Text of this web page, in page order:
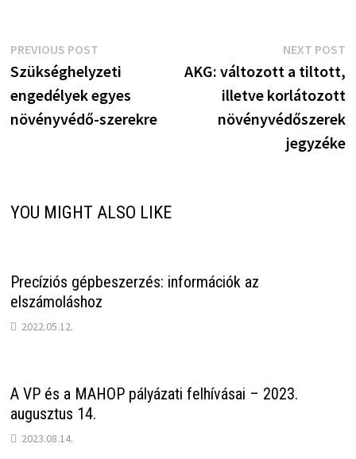
Bejegyzés
navigáció
PREVIOUS POSTPrevious
post:
Szükséghelyzeti
engedélyek egyes
növényvédő-szerekre
NEXT POST
AKG: változott a tiltott,
illetve korlátozott
növényvédőszerek
jegyzéke
YOU MIGHT ALSO LIKE
Precíziós gépbeszerzés: információk az
elszámoláshoz
2022.05.12.
A VP és a MAHOP pályázati felhívásai – 2023.
augusztus 14.
2023.08.14.